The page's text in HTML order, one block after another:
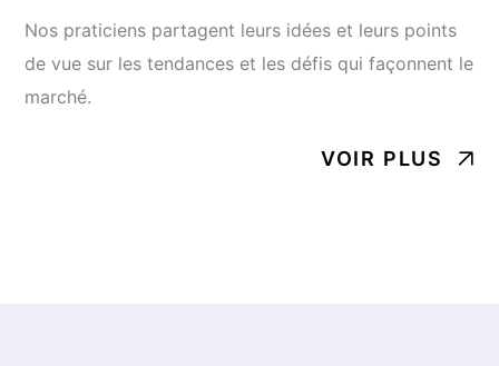
Nos praticiens partagent leurs idées et leurs points
de vue sur les tendances et les défis qui façonnent le
marché.
VOIR PLUS